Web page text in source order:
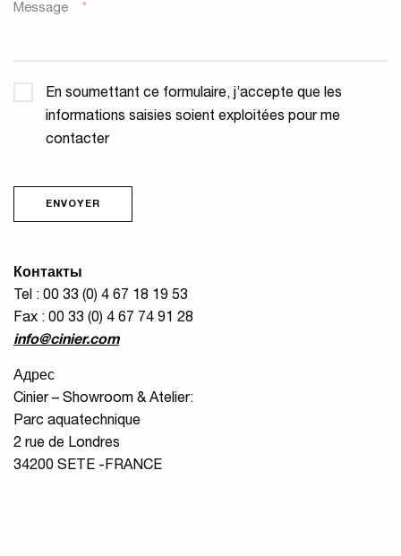
Message *
Confidentialité *
En soumettant ce formulaire, j’accepte que les
informations saisies soient exploitées pour me
contacter
ENVOYER
Контакты
Tel : 00 33 (0) 4 67 18 19 53
Fax : 00 33 (0) 4 67 74 91 28
info@cinier.com
Адрес
Cinier – Showroom & Atelier:
Parc aquatechnique
2 rue de Londres
34200 SETE -FRANCE